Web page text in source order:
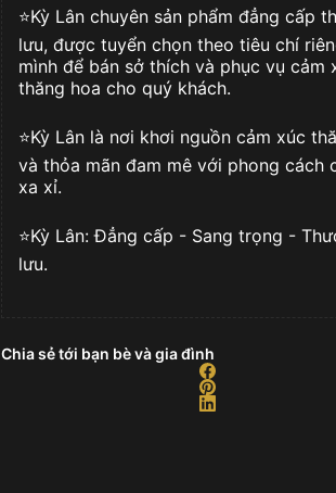
lượng
⭐️Kỳ Lân chuyên sản phẩm đẳng cấp
lưu, được tuyển chọn theo tiêu chí
mình để bán sở thích và phục vụ cảm
thăng hoa cho quý khách.
⭐️Kỳ Lân là nơi khơi nguồn cảm xúc
và thỏa mãn đam mê với phong cách
xa xỉ.
⭐️Kỳ Lân: Đẳng cấp - Sang trọng -
lưu.
Chia sẻ tới bạn bè và gia đình